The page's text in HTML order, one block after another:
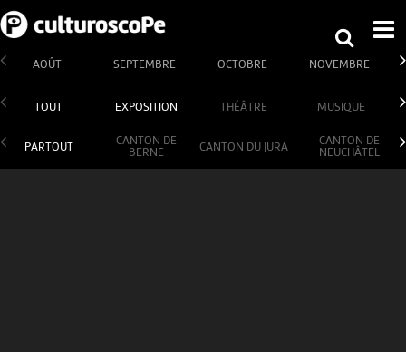
AOÛT SEPTEMBRE OCTOBRE NOVEMBRE
TOUT EXPOSITION THÉÂTRE MUSIQUE
PARTOUT
CANTON DE
BERNE
CANTON DU JURA
CANTON DE
NEUCHÂTEL